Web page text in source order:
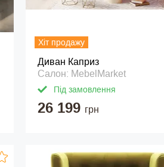
Хіт продажу
Диван Каприз
Салон: MebelMarket
Під замовлення
26 199 грн